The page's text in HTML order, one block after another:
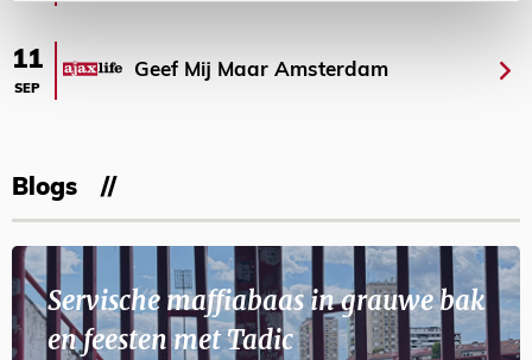
11
SEP
Geef Mij Maar Amsterdam
Blogs
Servische maffiabaas in grauwe bak
en feesten met Tadic